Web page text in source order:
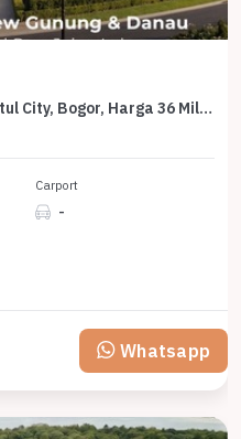
Kavling Prestisius Dijual di Sentul City, Bogor, Harga 36 Miliar
Carport
-
Whatsapp